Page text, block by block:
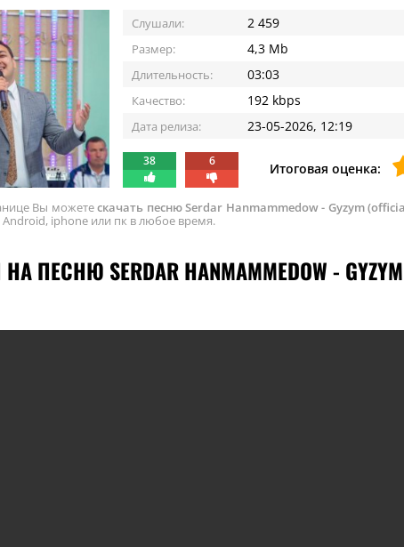
Слушали: 2 459
Размер: 4,3 Mb
Длительность: 03:03
Качество: 192 kbps
Дата релиза: 23-05-2026, 12:19
38 6 Итоговая оценка:
Вы можетескачать песню Serdar Hanmammedow - Gyzym
Android, iphone или пк в любое время.
ПЕСНЮ SERDAR HANMAMMEDOW -